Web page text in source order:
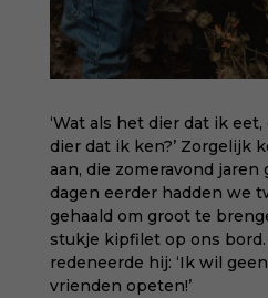
‘Wat als het dier dat ik
dier dat ik ken?’ Zorgelijk
aan, die zomeravond jaren
dagen eerder hadden we
gehaald om groot te
stukje kipfilet op ons
redeneerde hij: ‘Ik wil
vrienden opeten!’